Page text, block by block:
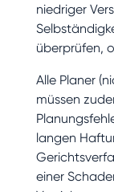
niedriger
überprüfen,
Alle Planer
müssen
langen
einer